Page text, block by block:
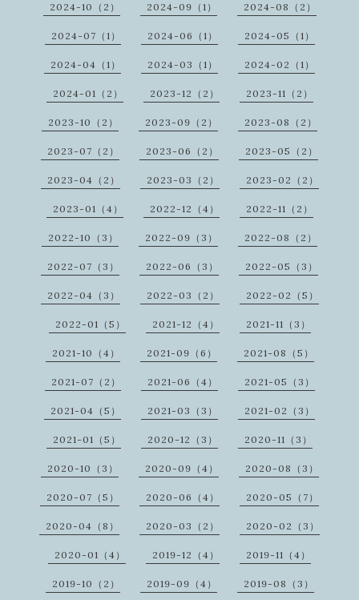
2024-10（2） 2024-09（1） 2024-08（2）
2024-07（1） 2024-06（1） 2024-05（1）
2024-04（1） 2024-03（1） 2024-02（1）
2024-01（2） 2023-12（2） 2023-11（2）
2023-10（2） 2023-09（2） 2023-08（2）
2023-07（2） 2023-06（2） 2023-05（2）
2023-04（2） 2023-03（2） 2023-02（2）
2023-01（4） 2022-12（4） 2022-11（2）
2022-10（3） 2022-09（3） 2022-08（2）
2022-07（3） 2022-06（3） 2022-05（3）
2022-04（3） 2022-03（2） 2022-02（5）
2022-01（5） 2021-12（4） 2021-11（3）
2021-10（4） 2021-09（6） 2021-08（5）
2021-07（2） 2021-06（4） 2021-05（3）
2021-04（5） 2021-03（3） 2021-02（3）
2021-01（5） 2020-12（3） 2020-11（3）
2020-10（3） 2020-09（4） 2020-08（3）
2020-07（5） 2020-06（4） 2020-05（7）
2020-04（8） 2020-03（2） 2020-02（3）
2020-01（4） 2019-12（4） 2019-11（4）
2019-10（2） 2019-09（4） 2019-08（3）